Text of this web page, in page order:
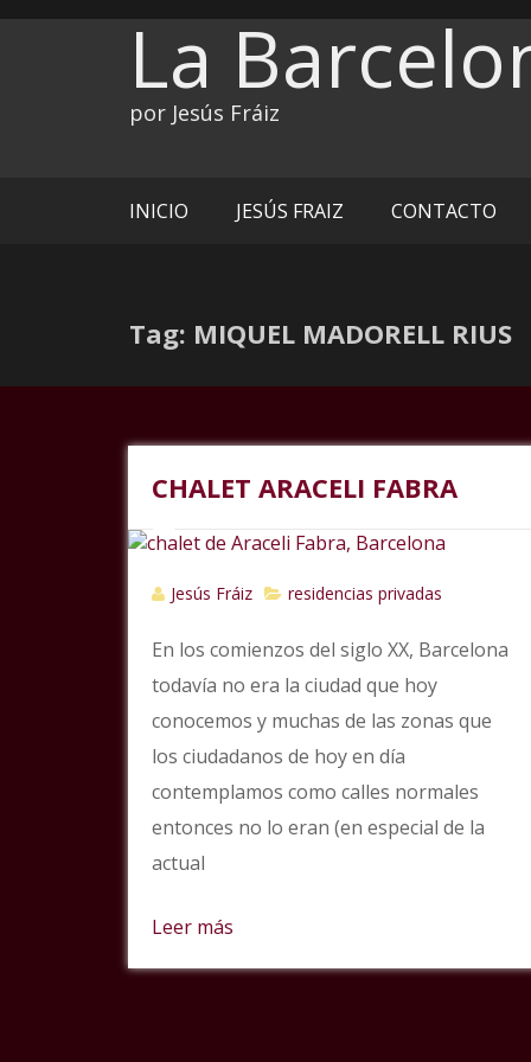
La
por Jesús Fráiz
INICIO JESÚS FRAIZ CONTACTO
Tag: MIQUEL MADORELL RIUS
CHALET ARACELI FABRA
Jesús Fráiz residencias privadas
En los comienzos del siglo XX, Barcelona
todavía no era la ciudad que hoy
conocemos y muchas de las zonas que
los ciudadanos de hoy en día
contemplamos como calles normales
entonces no lo eran (en especial de la
actual
Leer más